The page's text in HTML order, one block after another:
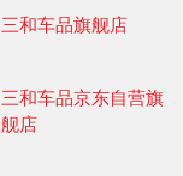
三和车品旗舰店
三和车品京东自营旗
舰店